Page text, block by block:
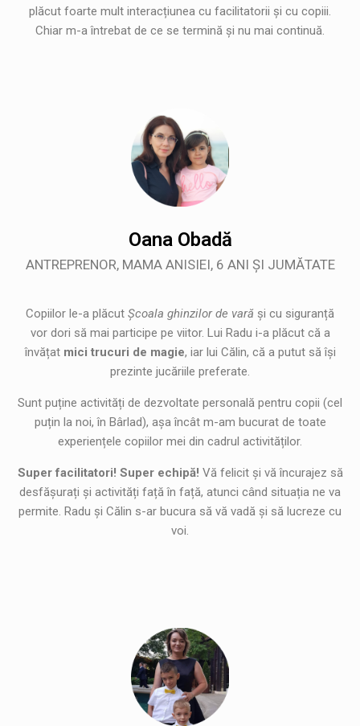
plăcut foarte mult interacțiunea cu facilitatorii și cu copiii.
Chiar m-a întrebat de ce se termină și nu mai continuă.
Oana Obadă
ANTREPRENOR, MAMA ANISIEI, 6 ANI ȘI JUMĂTATE
Copiilor le-a plăcut Școala ghinzilor de vară și cu siguranță
vor dori să mai participe pe viitor. Lui Radu i-a plăcut că a
învățat mici trucuri de magie, iar lui Călin, că a putut să își
prezinte jucăriile preferate.
Sunt puține activități de dezvoltate personală pentru copii (cel
puțin la noi, în Bârlad), așa încât m-am bucurat de toate
experiențele copiilor mei din cadrul activităților.
Super facilitatori! Super echipă! Vă felicit și vă încurajez să
desfășurați și activități față în față, atunci când situația ne va
permite. Radu și Călin s-ar bucura să vă vadă și să lucreze cu
voi.